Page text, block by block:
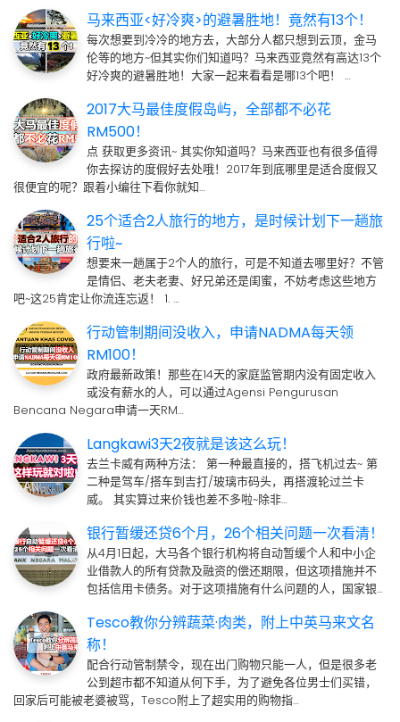
马来西亚<好冷爽>的避暑胜地！竟然有13个！
每次想要到冷冷的地方去，大部分人都只想到云顶，金马
伦等的地方~但其实你们知道吗？马来西亚竟然有高达13个
好冷爽的避暑胜地！大家一起来看看是哪13个吧！ …
2017大马最佳度假岛屿，全部都不必花
RM500！
点 获取更多资讯~ 其实你知道吗？马来西亚也有很多值得
你去探访的度假好去处哦！2017年到底哪里是适合度假又
很便宜的呢？跟着小编往下看你就知…
25个适合2人旅行的地方，是时候计划下一趟旅
行啦~
想要来一趟属于2个人的旅行，可是不知道去哪里好？不管
是情侣、老夫老妻、好兄弟还是闺蜜，不妨考虑这些地方
吧~这25肯定让你流连忘返！ 1. …
行动管制期间没收入，申请NADMA每天领
RM100！
政府最新政策！那些在14天的家庭监管期内没有固定收入
或没有薪水的人，可以通过Agensi Pengurusan
Bencana Negara申请一天RM…
Langkawi3天2夜就是该这么玩！
去兰卡威有两种方法： 第一种最直接的，搭飞机过去~ 第
二种是驾车/搭车到吉打/玻璃市码头，再搭渡轮过兰卡
威。 其实算过来价钱也差不多啦~除非…
银行暂缓还贷6个月，26个相关问题一次看清！
从4月1日起，大马各个银行机构将自动暂缓个人和中小企
业借款人的所有贷款及融资的偿还期限，但这项措施并不
包括信用卡债务。对于这项措施有什么问题的人，国家银…
Tesco教你分辨蔬菜·肉类，附上中英马来文名
称！
配合行动管制禁令，现在出门购物只能一人，但是很多老
公到超市都不知道从何下手，为了避免各位男士们买错，
回家后可能被老婆被骂，Tesco附上了超实用的购物指…